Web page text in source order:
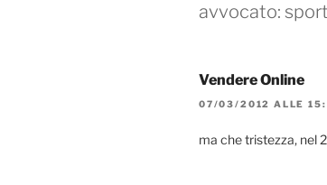
avvocato:
Vendere Online
07/03/2012 ALLE
ma che tristezza, nel